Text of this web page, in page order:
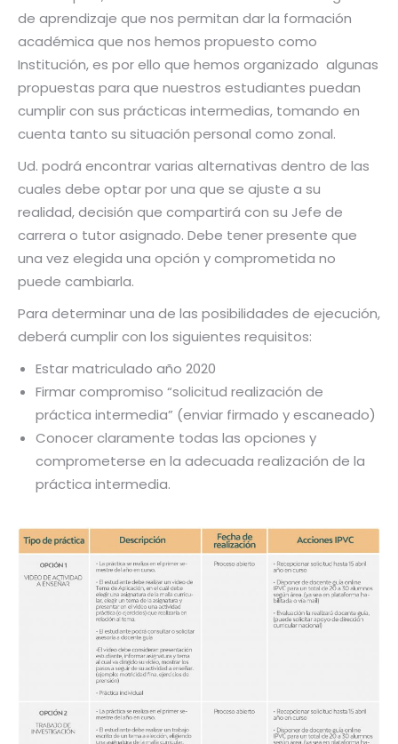
de aprendizaje que nos permitan dar la formación
académica que nos hemos propuesto como
Institución, es por ello que hemos organizado algunas
propuestas para que nuestros estudiantes puedan
cumplir con sus prácticas intermedias, tomando en
cuenta tanto su situación personal como zonal.
Ud. podrá encontrar varias alternativas dentro de las
cuales debe optar por una que se ajuste a su
realidad, decisión que compartirá con su Jefe de
carrera o tutor asignado. Debe tener presente que
una vez elegida una opción y comprometida no
puede cambiarla.
Para determinar una de las posibilidades de ejecución,
deberá cumplir con los siguientes requisitos:
Estar matriculado año 2020
Firmar compromiso “solicitud realización de
práctica intermedia” (enviar firmado y escaneado)
Conocer claramente todas las opciones y
comprometerse en la adecuada realización de la
práctica intermedia.